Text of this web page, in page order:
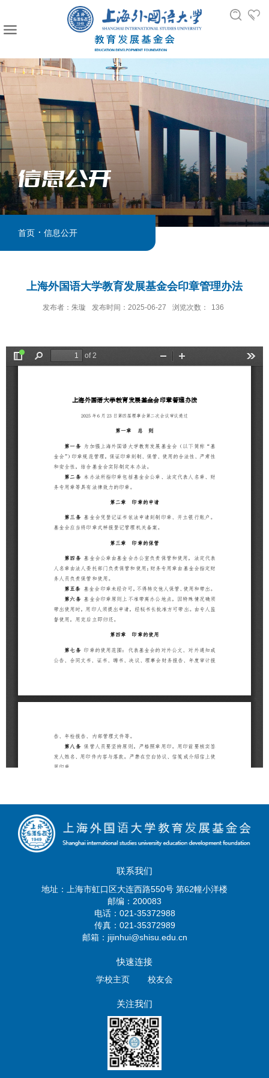
信息公开
首页 . 信息公开
上海外国语大学教育发展基金会印章管理办法
发布者：朱璇 发布时间：2025-06-27 浏览次数： 136
联系我们
地址：上海市虹口区大连西路550号 第62幢小洋楼
邮编：200083
电话：021-35372988
传真：021-35372989
邮箱：jijinhui@shisu.edu.cn
快速连接
学校主页 校友会
关注我们